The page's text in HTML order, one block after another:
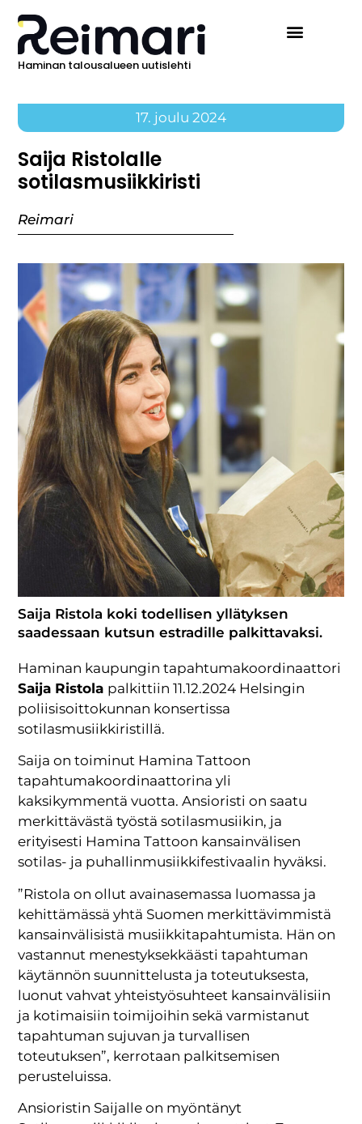
Haminan talousalueen uutislehti
17. joulu 2024
Saija Ristolalle
sotilasmusiikkiristi
Reimari
Saija Ristola koki todellisen yllätyksen
saadessaan kutsun estradille palkittavaksi.
Haminan kaupungin tapahtumakoordinaattori
Saija Ristola palkittiin 11.12.2024 Helsingin
poliisisoittokunnan konsertissa
sotilasmusiikkiristillä.
Saija on toiminut Hamina Tattoon
tapahtumakoordinaattorina yli
kaksikymmentä vuotta. Ansioristi on saatu
merkittävästä työstä sotilasmusiikin, ja
erityisesti Hamina Tattoon kansainvälisen
sotilas- ja puhallinmusiikkifestivaalin hyväksi.
”Ristola on ollut avainasemassa luomassa ja
kehittämässä yhtä Suomen merkittävimmistä
kansainvälisistä musiikkitapahtumista. Hän on
vastannut menestyksekkäästi tapahtuman
käytännön suunnittelusta ja toteutuksesta,
luonut vahvat yhteistyösuhteet kansainvälisiin
ja kotimaisiin toimijoihin sekä varmistanut
tapahtuman sujuvan ja turvallisen
toteutuksen”, kerrotaan palkitsemisen
perusteluissa.
Ansioristin Saijalle on myöntänyt